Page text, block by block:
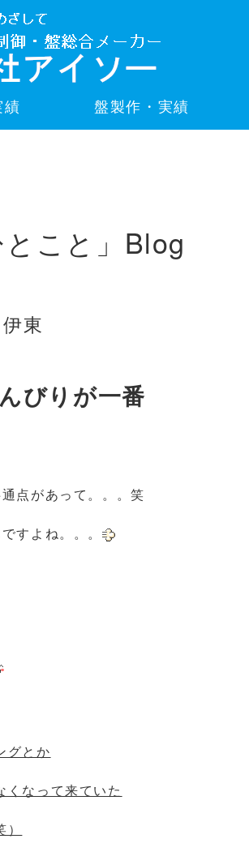
盤製作・実績
こと」Blog
伊東
びりが一番
点があって。。。笑
すよね。。。
グとか
くなって来ていた